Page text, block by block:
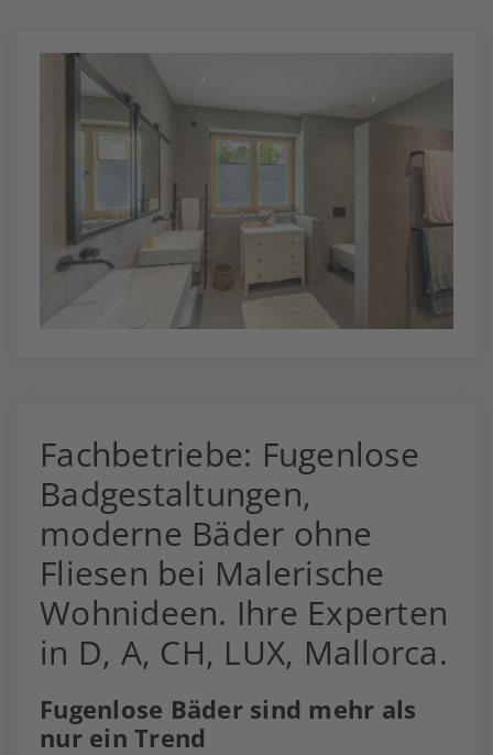
Fachbetriebe: Fugenlose
Badgestaltungen,
moderne Bäder ohne
Fliesen bei Malerische
Wohnideen. Ihre Experten
in D, A, CH, LUX, Mallorca.
Fugenlose Bäder sind mehr als
nur ein Trend